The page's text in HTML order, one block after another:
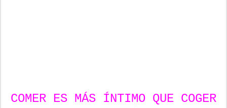
COMER ES MÁS ÍNTIMO QUE COGER